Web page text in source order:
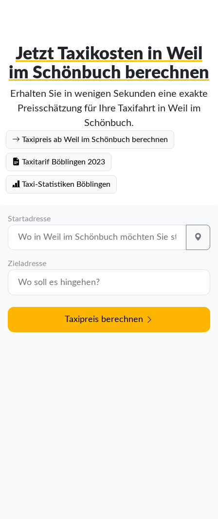
Jetzt Taxikosten in Weil
im Schönbuch berechnen
Erhalten Sie in wenigen Sekunden eine exakte
Preisschätzung für Ihre Taxifahrt in Weil im
Schönbuch.
Taxipreis ab Weil im Schönbuch berechnen
Taxitarif Böblingen 2023
Taxi-Statistiken Böblingen
Startadresse
Zieladresse
Taxipreis berechnen